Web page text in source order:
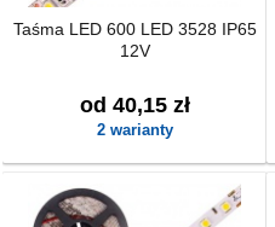
Taśma LED 600 LED 3528 IP65
12V
od 40,15 zł
2 warianty